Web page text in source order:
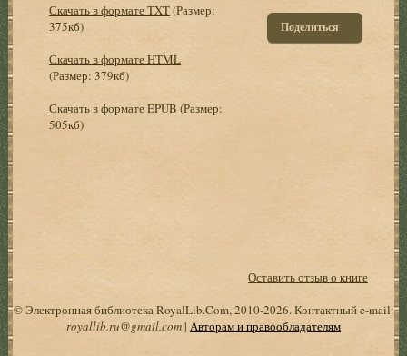
Скачать в формате TXT(Размер:
375кб)
Скачать в формате HTML
(Размер: 379кб)
Скачать в формате EPUB (Размер:
505кб)
Поделиться
Оставить отзыв о книге
© Электронная библиотека RoyalLib.Com, 2010-2026. Контактный e-mail:
royallib.ru@gmail.com| Авторам и правообладателям